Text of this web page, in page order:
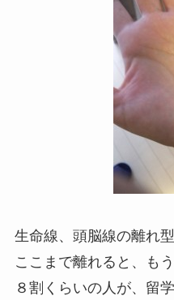
生命線、頭脳線の離れ型
ここまで離れると、も
８割くらいの人が、留